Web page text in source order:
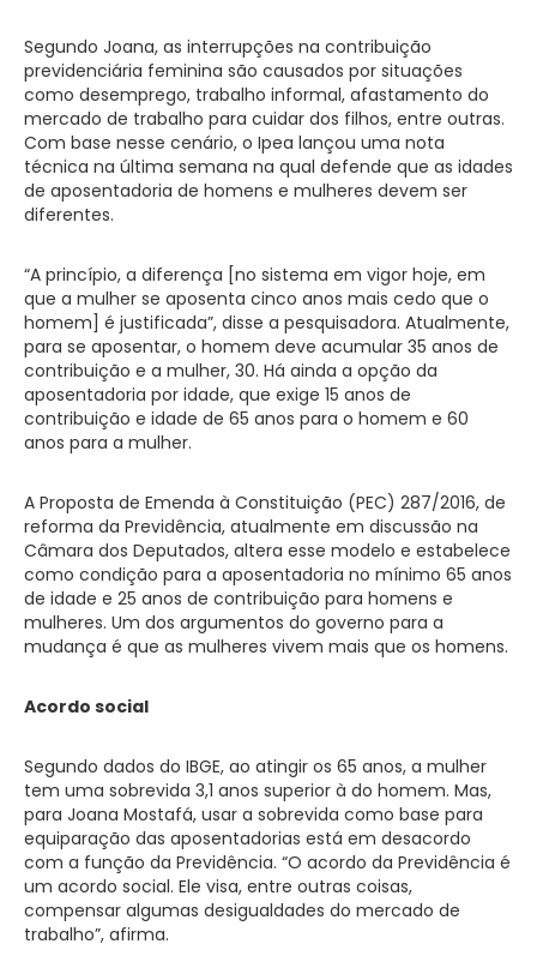
Segundo Joana, as interrupções na contribuição
previdenciária feminina são causados por situações
como desemprego, trabalho informal, afastamento do
mercado de trabalho para cuidar dos filhos, entre outras.
Com base nesse cenário, o Ipea lançou uma nota
técnica na última semana na qual defende que as idades
de aposentadoria de homens e mulheres devem ser
diferentes.
“A princípio, a diferença [no sistema em vigor hoje, em
que a mulher se aposenta cinco anos mais cedo que o
homem] é justificada”, disse a pesquisadora. Atualmente,
para se aposentar, o homem deve acumular 35 anos de
contribuição e a mulher, 30. Há ainda a opção da
aposentadoria por idade, que exige 15 anos de
contribuição e idade de 65 anos para o homem e 60
anos para a mulher.
A Proposta de Emenda à Constituição (PEC) 287/2016, de
reforma da Previdência, atualmente em discussão na
Câmara dos Deputados, altera esse modelo e estabelece
como condição para a aposentadoria no mínimo 65 anos
de idade e 25 anos de contribuição para homens e
mulheres. Um dos argumentos do governo para a
mudança é que as mulheres vivem mais que os homens.
Acordo social
Segundo dados do IBGE, ao atingir os 65 anos, a mulher
tem uma sobrevida 3,1 anos superior à do homem. Mas,
para Joana Mostafá, usar a sobrevida como base para
equiparação das aposentadorias está em desacordo
com a função da Previdência. “O acordo da Previdência é
um acordo social. Ele visa, entre outras coisas,
compensar algumas desigualdades do mercado de
trabalho”, afirma.